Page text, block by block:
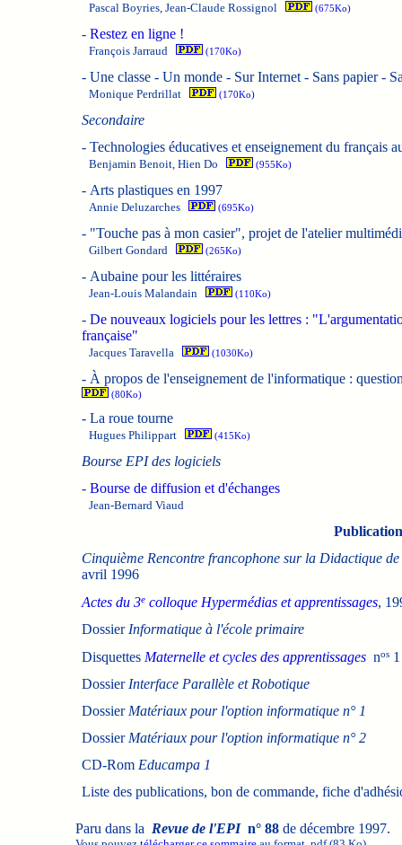
Pascal Boyries, Jean-Claude Rossignol (675Ko)
- Restez en ligne !
François Jarraud (170Ko)
- Une classe - Un monde - Sur Internet - Sans papier -
Monique Perdrillat (170Ko)
Secondaire
- Technologies éducatives et enseignement du français
Benjamin Benoit, Hien Do (955Ko)
- Arts plastiques en 1997
Annie Deluzarches (695Ko)
- "Touche pas à mon casier", projet de l'atelier
Gilbert Gondard (265Ko)
- Aubaine pour les littéraires
Jean-Louis Malandain (110Ko)
- De nouveaux logiciels pour les lettres :
française"
Jacques Taravella (1030Ko)
- À propos de l'enseignement de l'informatique :
(80Ko)
- La roue tourne
Hugues Philippart (415Ko)
Bourse EPI des logiciels
- Bourse de diffusion et d'échanges
Jean-Bernard Viaud
Cinquième Rencontre francophone sur la Didactique
avril 1996
Actes du 3ecolloque Hypermédias et apprentissages,
Dossier Informatique à l'école primaire
Disquettes Maternelle et cycles des apprentissagesnos1
Dossier Interface Parallèle et Robotique
Dossier Matériaux pour l'option informatique n° 1
Dossier Matériaux pour l'option informatique n° 2
CD-Rom Educampa 1
Liste des publications, bon de commande, fiche
Paru dans la Revue de l'EPI n° 88de décembre 1997.